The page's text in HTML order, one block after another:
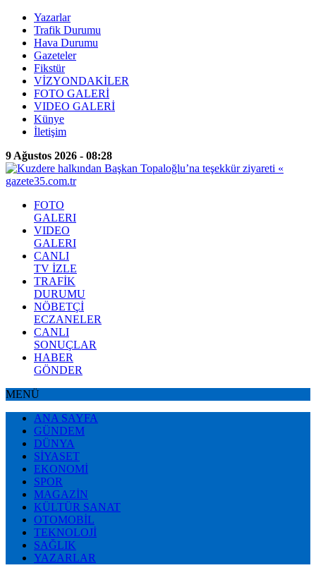
Yazarlar
Trafik Durumu
Hava Durumu
Gazeteler
Fikstür
VİZYONDAKİLER
FOTO GALERİ
VIDEO GALERİ
Künye
İletişim
9 Ağustos 2026 - 08:28
FOTO
GALERI
VIDEO
GALERI
CANLI
TV İZLE
TRAFİK
DURUMU
NÖBETÇİ
ECZANELER
CANLI
SONUÇLAR
HABER
GÖNDER
MENÜ
ANA SAYFA
GÜNDEM
DÜNYA
SİYASET
EKONOMİ
SPOR
MAGAZİN
KÜLTÜR SANAT
OTOMOBİL
TEKNOLOJİ
SAĞLIK
YAZARLAR